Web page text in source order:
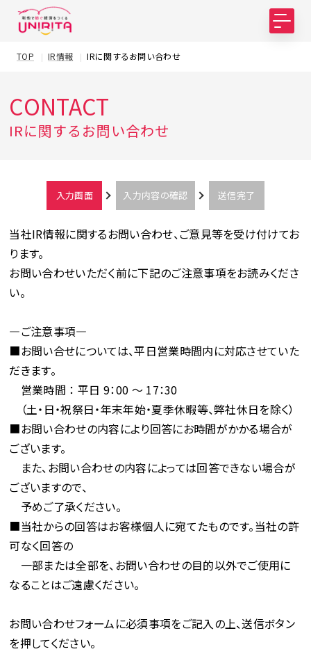
TOP IR情報 IRに関するお問い合わせ
CONTACT
IRに関するお問い合わせ
入力画面 入力内容の確認 送信完了
当社IR情報に関するお問い合わせ、ご意見等を受け付けてお
ります。
お問い合わせいただく前に下記のご注意事項をお読みくださ
い。
―ご注意事項―
■お問い合せについては、平日営業時間内に対応させていた
だきます。
営業時間 ： 平日 9：00 ～ 17：30
（土・日・祝祭日・年末年始・夏季休暇等、弊社休日を除く）
■お問い合わせの内容により回答にお時間がかかる場合が
ございます。
また、お問い合わせの内容によっては回答できない場合が
ございますので、
予めご了承ください。
■当社からの回答はお客様個人に宛てたものです。当社の許
可なく回答の
一部または全部を、お問い合わせの目的以外でご使用に
なることはご遠慮ください。
お問い合わせフォームに必須事項をご記入の上、送信ボタン
を押してください。